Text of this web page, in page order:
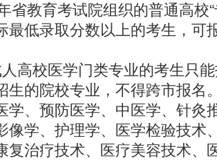
省教育考试院组织的普通高校“
最低录取分数以上的考生，可
人高校医学门类专业的考生只
生的院校专业，不得跨市报名
学、预防医学、中医学、针灸
像学、护理学、医学检验技术
复治疗技术、医疗美容技术、